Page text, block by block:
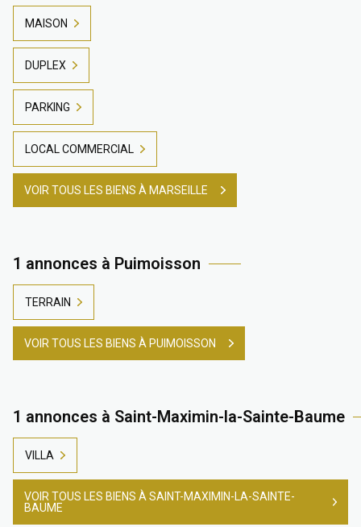
MAISON
DUPLEX
PARKING
LOCAL COMMERCIAL
VOIR TOUS LES BIENS À MARSEILLE
1 annonces à Puimoisson
TERRAIN
VOIR TOUS LES BIENS À PUIMOISSON
1 annonces à Saint-Maximin-la-Sainte-Baume
VILLA
VOIR TOUS LES BIENS À SAINT-MAXIMIN-LA-SAINTE-
BAUME